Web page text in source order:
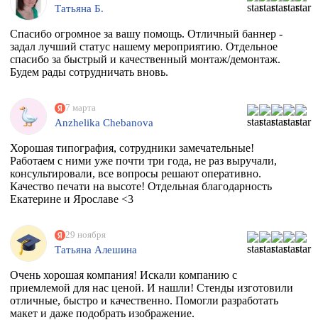
Татьяна Б.
Спасибо огромное за вашу помощь. Отличный баннер -
задал лучший статус нашему мероприятию. Отдельное
спасибо за быстрый и качественный монтаж/демонтаж.
Будем рады сотрудничать вновь.
7 марта
Anzhelika Chebanova
Хорошая типография, сотрудники замечательные!
Работаем с ними уже почти три года, не раз выручали,
консультировали, все вопросы решают оперативно.
Качество печати на высоте! Отдельная благодарность
Екатерине и Ярославе <3
29 ноября
Татьяна Алешина
Очень хорошая компания! Искали компанию с
приемлемой для нас ценой. И нашли! Стенды изготовили
отличные, быстро и качественно. Помогли разработать
макет и даже подобрать изображение.